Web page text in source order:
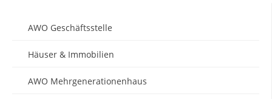
AWO Geschäftsstelle
Häuser & Immobilien
AWO Mehrgenerationenhaus